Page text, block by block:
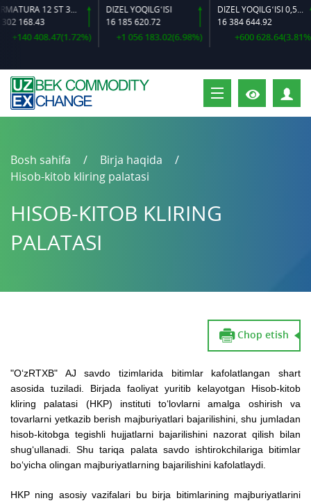
ARMATURA 12 ST 35 GS O‘LCHAMLI
168.43
+140 408.47(1.72%)
DIZEL YOQILG‘ISI
16 185 620.72
+1 056 183.02(6.98%)
DIZEL YOQILG‘ISI 0,5-40
16 384 644.92
+600 628.64(3.81%)
Bosh sahifa
Birja haqida
Hisob-kitob kliring palatasi
HISOB-KITOB KLIRING
PALATASI
Chop etish
"O‘zRTXB" AJ savdo tizimlarida bitimlar kafolatlangan shart
asosida tuziladi. Birjada faoliyat yuritib kelayotgan Hisob-kitob
kliring palatasi (HKP) instituti to‘lovlarni amalga oshirish va
tovarlarni yetkazib berish majburiyatlari bajarilishini, shu jumladan
hisob-kitobga tegishli hujjatlarni bajarilishini nazorat qilish bilan
shug‘ullanadi. Shu tariqa palata savdo ishtirokchilariga bitimlar
bo‘yicha olingan majburiyatlarning bajarilishini kafolatlaydi.
HKP ning asosiy vazifalari bu birja bitimlarining majburiyatlarini